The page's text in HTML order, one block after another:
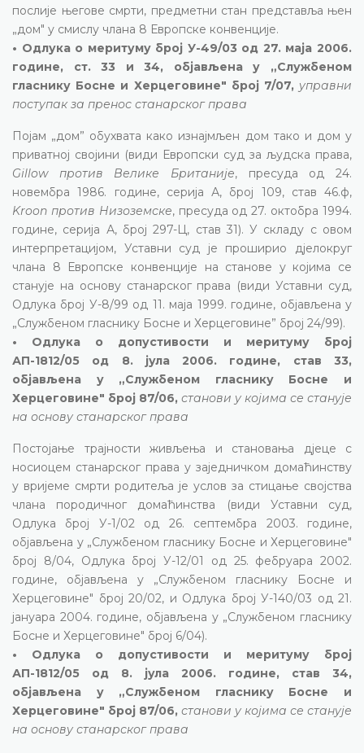
послије његове смрти, предметни стан представља њен
„дом" у смислу члана 8 Европске конвенције.
• Одлука о меритуму број У-49/03 од 27. маја 2006.
године, ст. 33 и 34, објављена у „Службеном
гласнику Босне и Херцеговине" број 7/07, управни
поступак за пренос станарског права
Појам „дом” обухвата како изнајмљен дом тако и дом у
приватној својини (види Европски суд за људска права,
Gillow против Велике Британије, пресуда од 24.
новембра 1986. године, серија А, број 109, став 46.ф,
Kroon против Низоземске, пресуда од 27. октобра 1994.
године, серија А, број 297-Ц, став 31). У складу с овом
интерпретацијом, Уставни суд је проширио дјелокруг
члана 8 Европске конвенције на станове у којима се
станује на основу станарског права (види Уставни суд,
Одлука број У-8/99 од 11. маја 1999. године, објављена у
„Службеном гласнику Босне и Херцеговине” број 24/99).
• Одлука о допустивости и меритуму број
АП-1812/05 од 8. јула 2006. године, став 33,
објављена у „Службеном гласнику Босне и
Херцеговине" број 87/06, станови у којима се станује
на основу станарског права
Постојање трајности живљења и становања дјеце с
носиоцем станарског права у заједничком домаћинству
у вријеме смрти родитеља је услов за стицање својства
члана породичног домаћинства (види Уставни суд,
Одлука број У-1/02 од 26. септембра 2003. године,
објављена у „Службеном гласнику Босне и Херцеговине"
број 8/04, Одлука број У-12/01 од 25. фебруара 2002.
године, објављена у „Службеном гласнику Босне и
Херцеговине" број 20/02, и Одлука број У-140/03 од 21.
јануара 2004. године, објављена у „Службеном гласнику
Босне и Херцеговине" број 6/04).
• Одлука о допустивости и меритуму број
АП-1812/05 од 8. јула 2006. године, став 34,
објављена у „Службеном гласнику Босне и
Херцеговине" број 87/06, станови у којима се станује
на основу станарског права